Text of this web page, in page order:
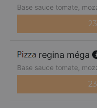
Base sauce tomate,
regina méga
Base sauce tomate,